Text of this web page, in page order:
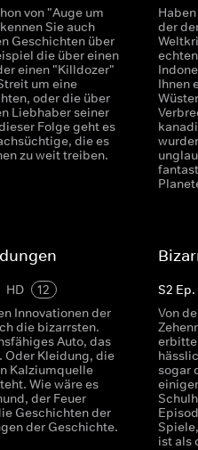
von "Auge um
Sie auch
Geschichten über
die über einen
einen "Killdozer"
um eine
oder die über
Liebhaber seiner
Folge geht es
die es
zu weit treiben.
der
Ihnen
HD
12
Innovationen der
die bizarrsten.
Auto, das
Oder Kleidung, die
Kalziumquelle
Wie wäre es
der Feuer
Geschichten der
der Geschichte.
S2 Ep.
Von
sogar
ist als